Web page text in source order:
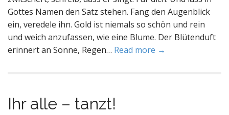
Gottes Namen den Satz stehen. Fang den Augenblick
ein, veredele ihn. Gold ist niemals so schön und rein
und weich anzufassen, wie eine Blume. Der Blütenduft
erinnert an Sonne, Regen… Read more →
Ihr alle – tanzt!